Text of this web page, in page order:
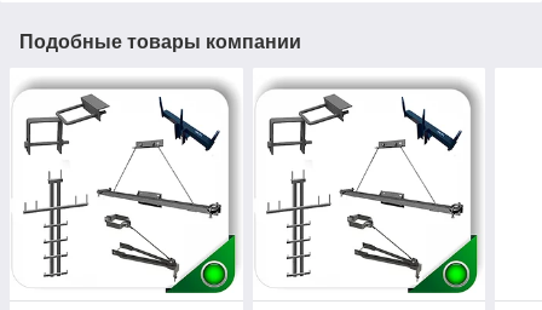
Подобные товары компании